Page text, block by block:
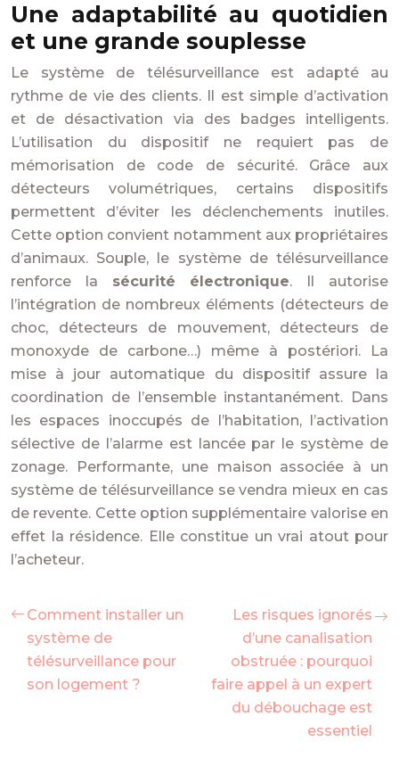
Une adaptabilité au quotidien
et une grande souplesse
Le système de télésurveillance est adapté au
rythme de vie des clients. Il est simple d’activation
et de désactivation via des badges intelligents.
L’utilisation du dispositif ne requiert pas de
mémorisation de code de sécurité. Grâce aux
détecteurs volumétriques, certains dispositifs
permettent d’éviter les déclenchements inutiles.
Cette option convient notamment aux propriétaires
d’animaux. Souple, le système de télésurveillance
renforce la sécurité électronique. Il autorise
l’intégration de nombreux éléments (détecteurs de
choc, détecteurs de mouvement, détecteurs de
monoxyde de carbone…) même à postériori. La
mise à jour automatique du dispositif assure la
coordination de l’ensemble instantanément. Dans
les espaces inoccupés de l’habitation, l’activation
sélective de l’alarme est lancée par le système de
zonage. Performante, une maison associée à un
système de télésurveillance se vendra mieux en cas
de revente. Cette option supplémentaire valorise en
effet la résidence. Elle constitue un vrai atout pour
l’acheteur.
Comment installer un
système de
télésurveillance pour
son logement ?
Les risques ignorés
d’une canalisation
obstruée : pourquoi
faire appel à un expert
du débouchage est
essentiel